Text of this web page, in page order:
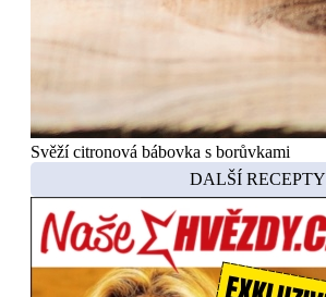
Svěží citronová bábovka s borůvkami
DALŠÍ RECEPTY